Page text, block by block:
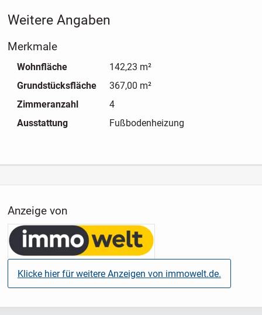
Weitere Angaben
Merkmale
Wohnfläche
142,23 m²
Grundstücksfläche
367,00 m²
Zimmeranzahl
4
Ausstattung
Fußbodenheizung
Anzeige von
Klicke hier für weitere Anzeigen von immowelt.de.